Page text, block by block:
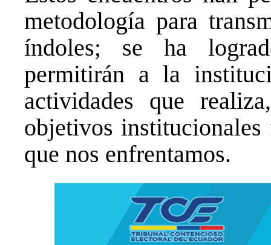
metodología para
índoles; se ha
permitirán a la
actividades que
objetivos
que nos enfrentamos.